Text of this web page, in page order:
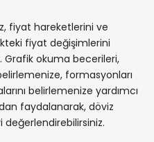
fiyat hareketlerini ve
fiyat değişimlerini
Grafik okuma becerileri,
formasyonları
belirlemenize yardımcı
faydalanarak, döviz
değerlendirebilirsiniz.